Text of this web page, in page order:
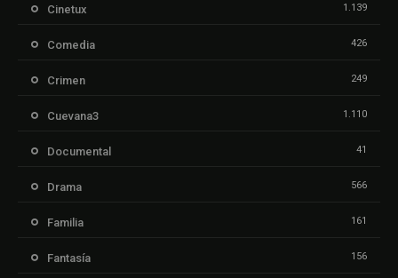
Cinetux 1.139
Comedia 426
Crimen 249
Cuevana3 1.110
Documental 41
Drama 566
Familia 161
Fantasía 156